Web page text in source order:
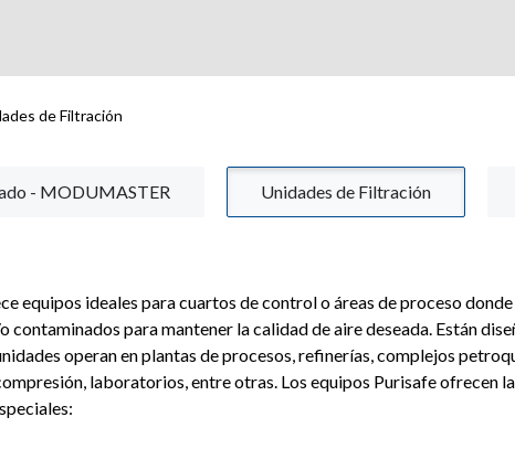
de Filtración
- MODUMASTER Unidades de Filtración
equipos ideales para cuartos de control o áreas de proceso
contaminados para mantener la calidad de aire deseada. Están
operan en plantas de procesos, refinerías, complejos
laboratorios, entre otras. Los equipos Purisafe ofrecen